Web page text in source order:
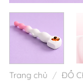
Trang chủ / ĐỒ